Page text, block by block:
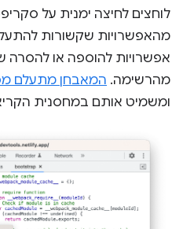
לוחצים לחיצה ימנית על
מהאפשרויות שקשורות
אפשרויות להוספה או להסרה
מהרשימה. המאבחן מתעלם
ומשמיט אותם במחסנית